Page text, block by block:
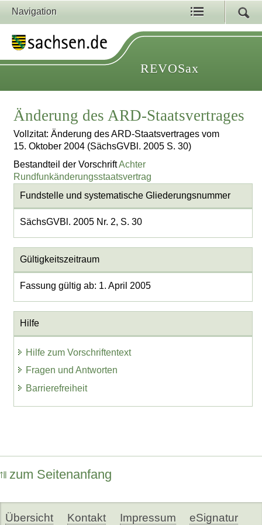
Navigation
REVOSax
Änderung des ARD-Staatsvertrages
Vollzitat: Änderung des ARD-Staatsvertrages vom
15. Oktober 2004 (SächsGVBl. 2005 S. 30)
Bestandteil der VorschriftAchter
Rundfunkänderungsstaatsvertrag
Fundstelle und systematische Gliederungsnummer
SächsGVBl. 2005 Nr. 2, S. 30
Gültigkeitszeitraum
Fassung gültig ab: 1. April 2005
Hilfe
Hilfe zum Vorschriftentext
Fragen und Antworten
Barrierefreiheit
zum Seitenanfang
Übersicht Kontakt Impressum eSignatur